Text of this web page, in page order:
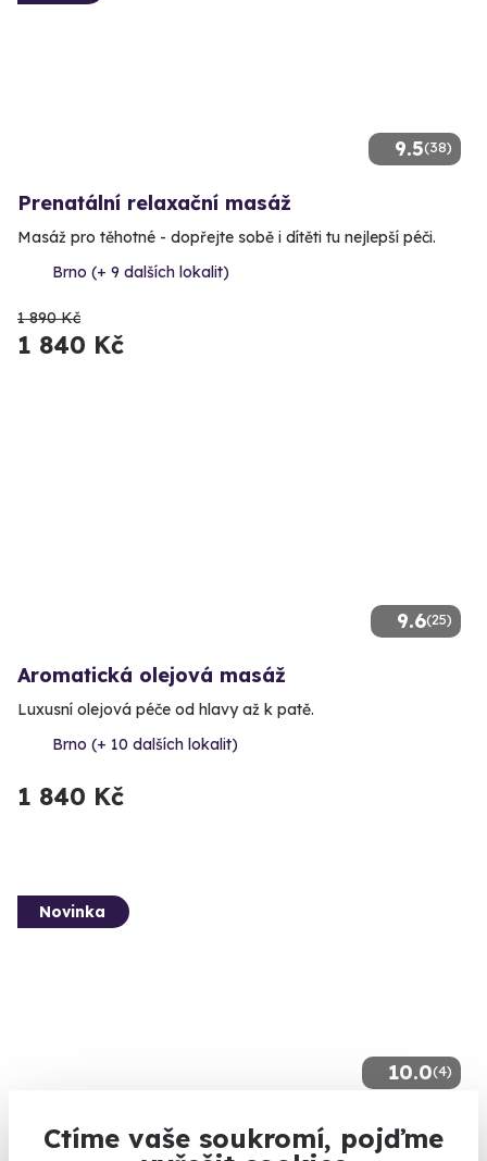
Ctíme vaše soukromí, pojďme
9.5(38)
Prenatální relaxační masáž
Masáž pro těhotné - dopřejte sobě i dítěti tu nejlepší péči.
Brno (+ 9 dalších lokalit)
1 890 Kč
1 840 Kč
9.6(25)
Aromatická olejová masáž
Luxusní olejová péče od hlavy až k patě.
Brno (+ 10 dalších lokalit)
1 840 Kč
10.0(4)
Novinka
Univerzální poukaz na masáž